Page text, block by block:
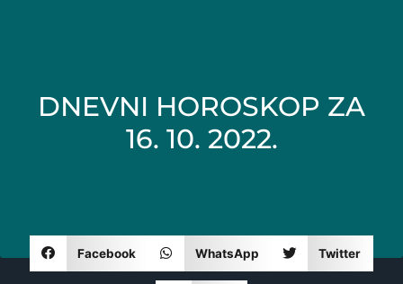
DNEVNI HOROSKOP ZA
16. 10. 2022.
Facebook WhatsApp Twitter